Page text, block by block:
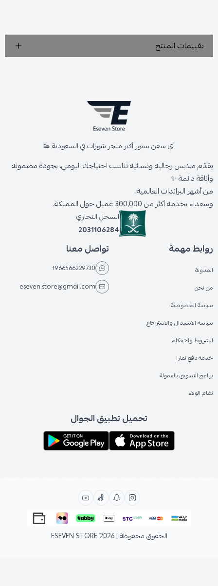
تقييمات المنتج
اي سفن ستور أكبر متجر شوزات في السعودية 👟
يقدّم ملابس رجالية ونسائية تناسب احتياجك اليومي، بجودة مضمونة
وأناقة دائمة ✨
من أشهر البراندات العالمية،
وسعداء بخدمة أكثر من 300,000 عميل حول المملكة.
السجل التجاري
2031106284
روابط مهمة
المدونة
من نحن
سياسة الخصوصية
سياسة الاستبدال والاسترجاع
الشروط والاحكام
خدمة دفع تمارا
برنامج التسويق بالعمولة
نظام الولاء
تواصل معنا
+966566229730
eseven.store@gmail.com
تحميل تطبيق الجوال
الحقوق محفوظة | 2026 ESEVEN STORE